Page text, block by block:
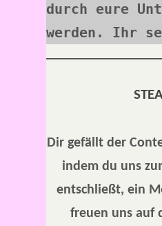
durch eure
werden. Ihr
Dir gefällt der
indem du uns
entschließt, ein
freuen uns auf